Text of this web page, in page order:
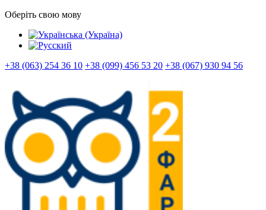
Оберіть свою мову
+38 (063) 254 36 10 +38 (099) 456 53 20 +38 (067) 930 94 56